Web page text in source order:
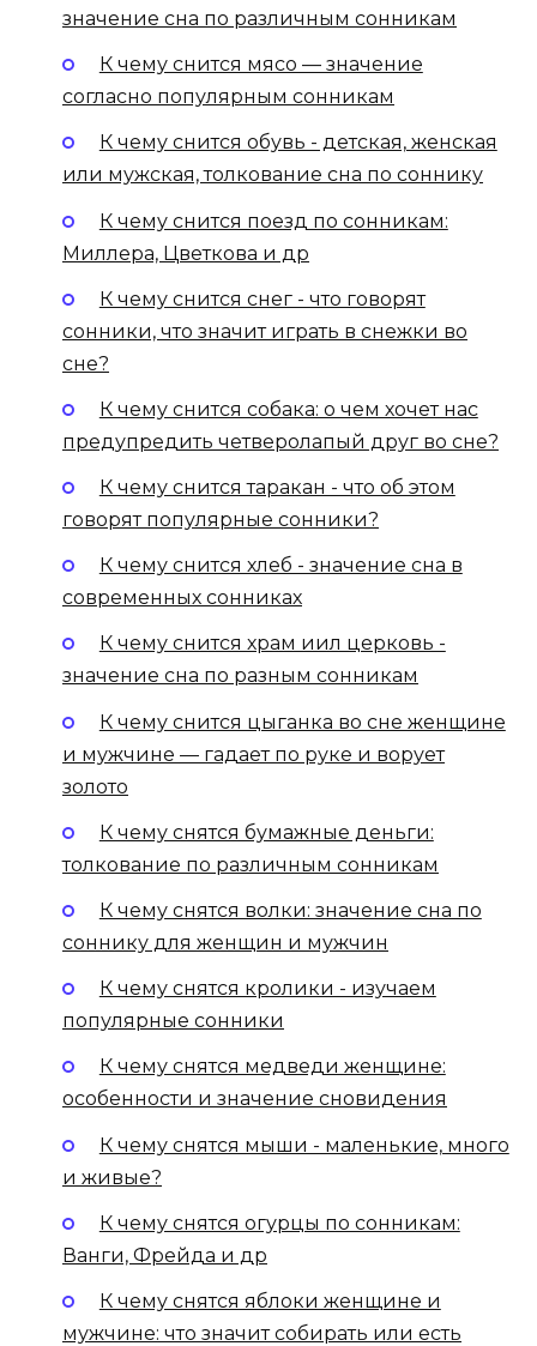
значение сна по различным сонникам
К чему снится мясо — значение
согласно популярным сонникам
К чему снится обувь - детская, женская
или мужская, толкование сна по соннику
К чему снится поезд по сонникам:
Миллера, Цветкова и др
К чему снится снег - что говорят
сонники, что значит играть в снежки во
сне?
К чему снится собака: о чем хочет нас
предупредить четверолапый друг во сне?
К чему снится таракан - что об этом
говорят популярные сонники?
К чему снится хлеб - значение сна в
современных сонниках
К чему снится храм иил церковь -
значение сна по разным сонникам
К чему снится цыганка во сне женщине
и мужчине — гадает по руке и ворует
золото
К чему снятся бумажные деньги:
толкование по различным сонникам
К чему снятся волки: значение сна по
соннику для женщин и мужчин
К чему снятся кролики - изучаем
популярные сонники
К чему снятся медведи женщине:
особенности и значение сновидения
К чему снятся мыши - маленькие, много
и живые?
К чему снятся огурцы по сонникам:
Ванги, Фрейда и др
К чему снятся яблоки женщине и
мужчине: что значит собирать или есть